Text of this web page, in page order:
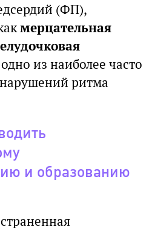
(ФП),
мерцательная
из наиболее часто
ритма
и образованию